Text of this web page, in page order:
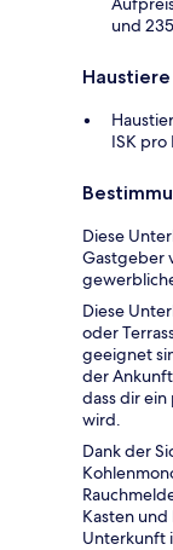
und
Haustiere
ISK
Diese
Gastgeber
Diese
oder
geeignet
der
dass dir
wird.
Dank der
Kasten
Unterkunft